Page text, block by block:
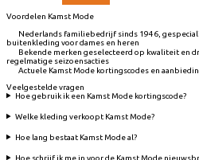
Voordelen Kamst Mode
Nederlands familiebedrijf sinds 1946,
buitenkleding voor dames en heren
Bekende merken geselecteerd op kwaliteit en
regelmatige seizoensacties
Actuele Kamst Mode kortingscodes en
Veelgestelde vragen
Hoe gebruik ik een Kamst Mode kortingscode?
Welke kleding verkoopt Kamst Mode?
Hoe lang bestaat Kamst Mode al?
Hoe schrijf ik me in voor de Kamst Mode